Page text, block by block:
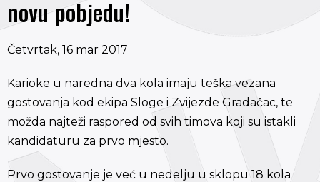
novu pobjedu!
Četvrtak, 16 mar 2017
Karioke u naredna dva kola imaju teška vezana
gostovanja kod ekipa Sloge i Zvijezde Gradačac, te
možda najteži raspored od svih timova koji su istakli
kandidaturu za prvo mjesto.
Prvo gostovanje je već u nedelju u sklopu 18 kola